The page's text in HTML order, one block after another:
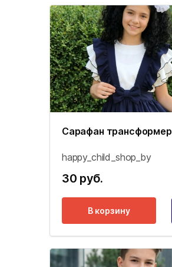
Сарафан трансформер
happy_child_shop_by
30 руб.
В корзину